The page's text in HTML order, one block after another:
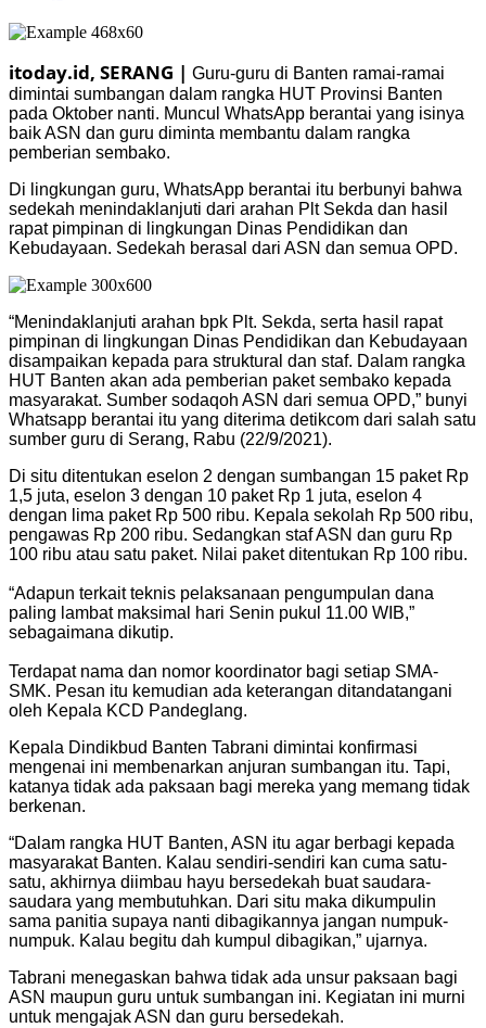
itoday.id, SERANG | Guru-guru di Banten ramai-ramai
dimintai sumbangan dalam rangka HUT Provinsi Banten
pada Oktober nanti. Muncul WhatsApp berantai yang isinya
baik ASN dan guru diminta membantu dalam rangka
pemberian sembako.
Di lingkungan guru, WhatsApp berantai itu berbunyi bahwa
sedekah menindaklanjuti dari arahan Plt Sekda dan hasil
rapat pimpinan di lingkungan Dinas Pendidikan dan
Kebudayaan. Sedekah berasal dari ASN dan semua OPD.
“Menindaklanjuti arahan bpk Plt. Sekda, serta hasil rapat
pimpinan di lingkungan Dinas Pendidikan dan Kebudayaan
disampaikan kepada para struktural dan staf. Dalam rangka
HUT Banten akan ada pemberian paket sembako kepada
masyarakat. Sumber sodaqoh ASN dari semua OPD,” bunyi
Whatsapp berantai itu yang diterima detikcom dari salah satu
sumber guru di Serang, Rabu (22/9/2021).
Di situ ditentukan eselon 2 dengan sumbangan 15 paket Rp
1,5 juta, eselon 3 dengan 10 paket Rp 1 juta, eselon 4
dengan lima paket Rp 500 ribu. Kepala sekolah Rp 500 ribu,
pengawas Rp 200 ribu. Sedangkan staf ASN dan guru Rp
100 ribu atau satu paket. Nilai paket ditentukan Rp 100 ribu.
“Adapun terkait teknis pelaksanaan pengumpulan dana
paling lambat maksimal hari Senin pukul 11.00 WIB,”
sebagaimana dikutip.
Terdapat nama dan nomor koordinator bagi setiap SMA-
SMK. Pesan itu kemudian ada keterangan ditandatangani
oleh Kepala KCD Pandeglang.
Kepala Dindikbud Banten Tabrani dimintai konfirmasi
mengenai ini membenarkan anjuran sumbangan itu. Tapi,
katanya tidak ada paksaan bagi mereka yang memang tidak
berkenan.
“Dalam rangka HUT Banten, ASN itu agar berbagi kepada
masyarakat Banten. Kalau sendiri-sendiri kan cuma satu-
satu, akhirnya diimbau hayu bersedekah buat saudara-
saudara yang membutuhkan. Dari situ maka dikumpulin
sama panitia supaya nanti dibagikannya jangan numpuk-
numpuk. Kalau begitu dah kumpul dibagikan,” ujarnya.
Tabrani menegaskan bahwa tidak ada unsur paksaan bagi
ASN maupun guru untuk sumbangan ini. Kegiatan ini murni
untuk mengajak ASN dan guru bersedekah.